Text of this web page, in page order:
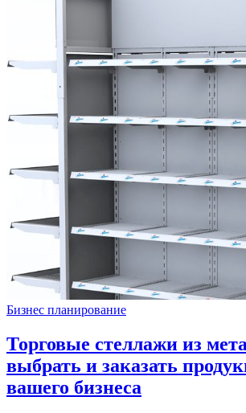
Бизнес планирование
Торговые стеллажи из
выбрать и заказать
вашего бизнеса